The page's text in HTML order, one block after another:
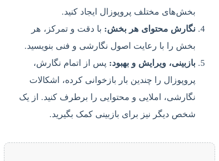
بخش‌های مختلف پروپوزال ایجاد کنید.
نگارش محتوای هر بخش: با دقت و تمرکز، هر
بخش را با رعایت اصول نگارشی و فنی بنویسید.
بازبینی، ویرایش و بهبود: پس از اتمام نگارش،
پروپوزال را چندین بار بازخوانی کرده، اشکالات
نگارشی، املایی و محتوایی را برطرف کنید. از یک
شخص دیگر نیز برای بازبینی کمک بگیرید.